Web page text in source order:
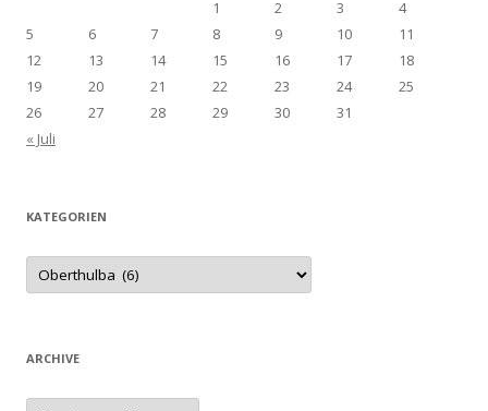
1
2 3
4
5
6 7 8 9 10
11
12
13 14 15 16 17
18
19
20 21 22 23 24
25
26
27 28 29 30
31
« Juli
KATEGORIEN
Kategorien
ARCHIVE
Archive